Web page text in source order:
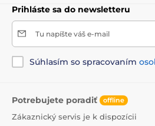
Prihláste sa do newsletteru
Tu napíšte váš e-mail
Súhlasím so spracovaním
Potrebujete poradiť offline
Zákaznický servis je k dispozícii